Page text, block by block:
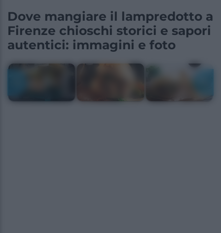
Dove mangiare il lampredotto a
Firenze chioschi storici e sapori
autentici: immagini e foto